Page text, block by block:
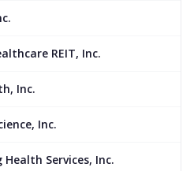
REIT, Inc.
Inc.
Inc.
Services, Inc.